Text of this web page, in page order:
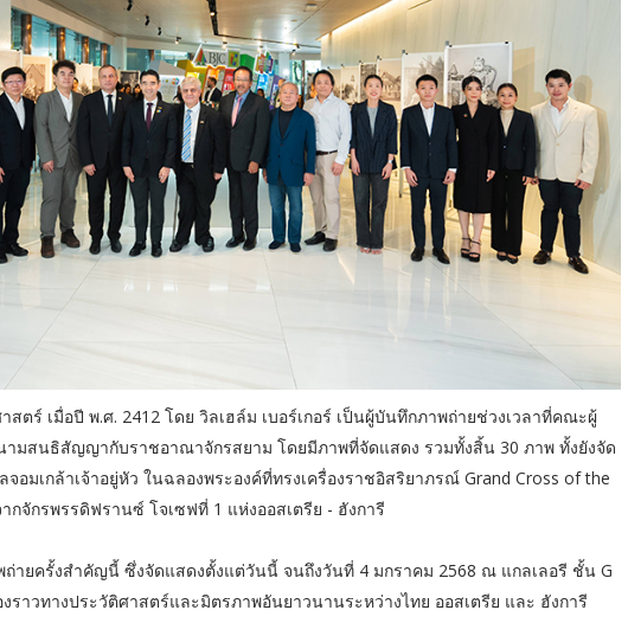
ตร์ เมื่อปี พ.ศ. 2412 โดย วิลเฮล์ม เบอร์เกอร์ เป็นผู้บันทึกภาพถ่ายช่วงเวลาที่คณะผู้
ามสนธิสัญญากับราชอาณาจักรสยาม โดยมีภาพที่จัดแสดง รวมทั้งสิ้น 30 ภาพ ทั้งยังจัด
มเกล้าเจ้าอยู่หัว ในฉลองพระองค์ที่ทรงเครื่องราชอิสริยาภรณ์ Grand Cross of the
กจักรพรรดิฟรานซ์ โจเซฟที่ 1 แห่งออสเตรีย - ฮังการี
ายครั้งสำคัญนี้ ซึ่งจัดแสดงตั้งแต่วันนี้ จนถึงวันที่ 4 มกราคม 2568 ณ แกลเลอรี ชั้น G
ราวทางประวัติศาสตร์และมิตรภาพอันยาวนานระหว่างไทย ออสเตรีย และ ฮังการี